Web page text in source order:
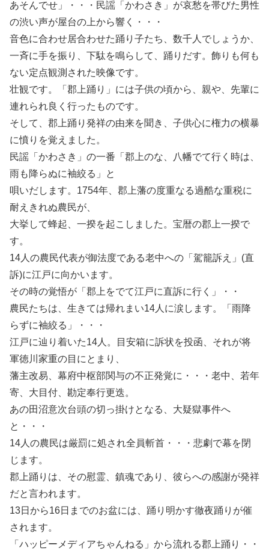
あそんでせ」・・・民謡「かわさき」が哀愁を帯びた男性
の渋い声が屋台の上から響く・・・
音色に合わせ居合わせた踊り子たち、数千人でしょうか、
一斉に手を振り、下駄を鳴らして、踊りだす。飾りも何も
ない定点観測された映像です。
壮観です。「郡上踊り」には子供の頃から、親や、先輩に
連れられ良く行ったものです。
そして、郡上踊り発祥の由来を聞き、子供心に権力の横暴
に憤りを覚えました。
民謡「かわさき」の一番「郡上のな、八幡でて行く時は、
雨も降らぬに袖絞る」と
唄いだします。1754年、郡上藩の度重なる過酷な重税に
耐えきれぬ農民が、
大挙して蜂起、一揆を起こしました。宝暦の郡上一揆で
す。
14人の農民代表が御法度である老中への「駕籠訴え」(直
訴)に江戸に向かいます。
その時の覚悟が「郡上をでて江戸に直訴に行く」・・
農民たちは、生きては帰れまい14人に涙します。「雨降
らずに袖絞る」・・・
江戸に辿り着いた14人。目安箱に訴状を投函、それが将
軍徳川家重の目にとまり、
藩主改易、幕府中枢部関与の不正発覚に・・・老中、若年
寄、大目付、勘定奉行更迭。
あの田沼意次台頭の切っ掛けとなる、大疑獄事件へ
と・・・
14人の農民は厳罰に処され全員斬首・・・悲劇で幕を閉
じます。
郡上踊りは、その慰霊、鎮魂であり、彼らへの感謝が発祥
だと言われます。
13日から16日までのお盆には、踊り明かす徹夜踊りが催
されます。
「ハッピーメディアちゃんねる」から流れる郡上踊り・・